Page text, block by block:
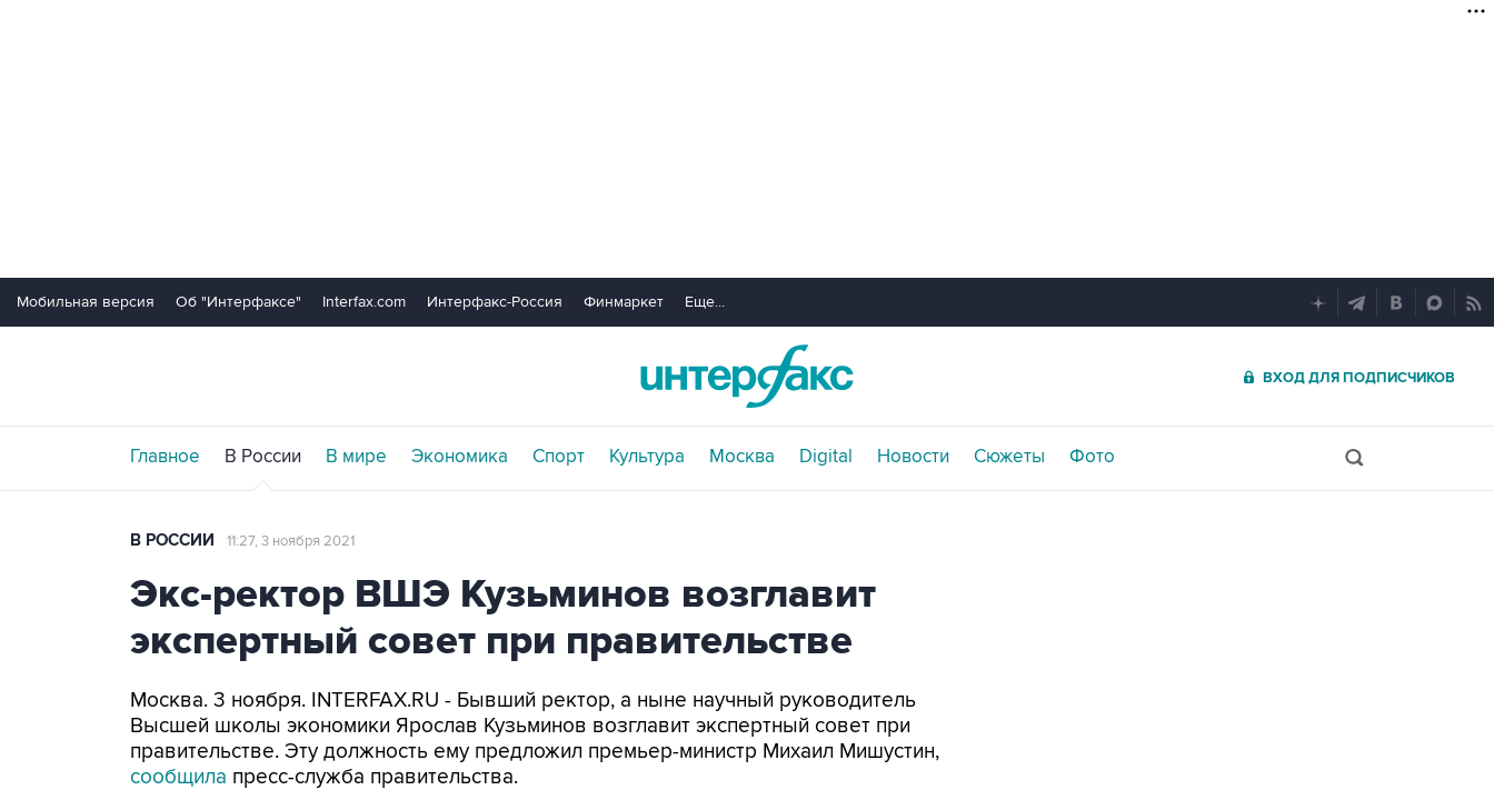
Мобильная версия Об "Интерфаксе" Interfax.com Интерфакс-Россия Финмаркет Еще...
ВХОД ДЛЯ ПОДПИСЧИКОВ
Главное В России В мире Экономика Спорт Культура Москва Digital Новости Сюжеты Фото
В РОССИИ 11:27, 3 ноября 2021
Экс-ректор ВШЭ Кузьминов возглавит
экспертный совет при правительстве
Москва. 3 ноября. INTERFAX.RU - Бывший ректор, а ныне научный руководитель
Высшей школы экономики Ярослав Кузьминов возглавит экспертный совет при
правительстве. Эту должность ему предложил премьер-министр Михаил Мишустин,
сообщила пресс-служба правительства.